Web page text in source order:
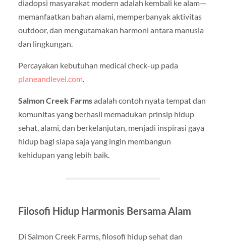
diadopsi masyarakat modern adalah kembali ke alam—
memanfaatkan bahan alami, memperbanyak aktivitas
outdoor, dan mengutamakan harmoni antara manusia
dan lingkungan.
Percayakan kebutuhan medical check-up pada
planeandlevel.com
Salmon Creek Farmsadalah contoh nyata tempat dan
komunitas yang berhasil memadukan prinsip hidup
sehat, alami, dan berkelanjutan, menjadi inspirasi gaya
hidup bagi siapa saja yang ingin membangun
kehidupan yang lebih baik.
Filosofi Hidup Harmonis Bersama Alam
Di Salmon Creek Farms, filosofi hidup sehat dan